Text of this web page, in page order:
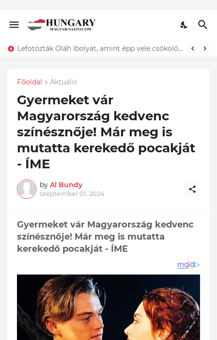
Lefotózták Oláh Ibolyát, amint épp vele csókolózik - EZT nem hiszed el, kinek a karjában kötött ki...ÍME
ÍGY búcsúzik szerelmétől! Hadas Kriszta férje EZT tette közzé
Főoldal Aktuális
Gyermeket vár
Magyarország kedvenc
színésznője! Már meg is
mutatta kerekedő pocakját
- ÍME
by Al Bundy
szeptember 01, 2024
Gyermeket vár Magyarország kedvenc
színésznője! Már meg is mutatta
kerekedő pocakját - ÍME